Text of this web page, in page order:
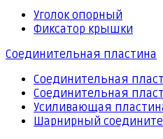
Уголок опорный
Фиксатор крышки
Соединительная пластина
Соединительная
Соединительная
Усиливающая
Шарнирный